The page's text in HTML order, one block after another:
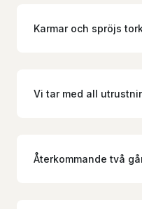
Karmar och spröjs
Vi tar med all
Återkommande två